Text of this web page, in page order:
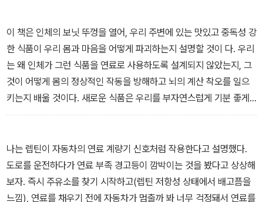
영국 베스트셀러이자 한국 독자들에게도 스테디셀러로 알려진 전작
『식욕의 과학』을 통해 ‘식욕 과학 전문가’로 불리는 앤드루 젠킨슨은
지난 20년 동안 3000명이 넘는 환자들을 돌보며 비만 연구를 해왔
다. 전작이 음식을 먹는 ‘몸의 과학’을 집중적으로 탐구했다면 이번 책
『음식은 어떻게 우리 몸을 바꾸는가』에서는 음식과 우리 몸, 뇌가 어
제시한다. 대사 작용과 관련된 최신 과학을 토대로 뇌, 몸, 그리고 다
양한 음식 문화에 대한 지식을 넘나들며 지속가능한 건강에 대해 이
야기한다.
이 책은 인체의 보닛 뚜껑을 열어, 우리 주변에 있는 맛있고 중독성 강
한 식품이 우리 몸과 마음을 어떻게 파괴하는지 설명할 것이 다. 우리
는 왜 인체가 그런 식품을 연료로 사용하도록 설계되지 않았는지, 그
것이 어떻게 몸의 정상적인 작동을 방해하고 뇌의 계산 착오를 일으
키는지 배울 것이다. 새로운 식품은 우리를 부자연스럽게 기분 좋게
하지만 지방 형태의 비축 연료를 늘리게 하는 경우가 많고, 산화 부식
게 만든다.
- 머리말 중에서
나는 렙틴이 자동차의 연료 계량기 신호처럼 작용한다고 설명했다.
도로를 운전하다가 연료 부족 경고등이 깜박이는 것을 봤다고 상상해
보자. 즉시 주유소를 찾기 시작하고(렙틴 저항성 상태에서 배고픔을
느낌), 연료를 채우기 전에 자동차가 멈출까 봐 너무 걱정돼서 연료를